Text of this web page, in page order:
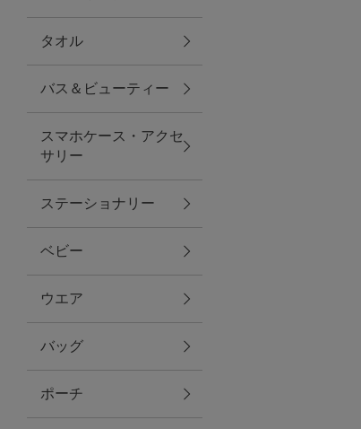
キッチン・ダイニング
ダイニング
キッチン
ファブリック
グリーン
バス＆ビューティー
タオル
バス＆ビューティー
スマホケース・アクセ
サリー
ステーショナリー
ベビー
ウエア
バッグ
ポーチ